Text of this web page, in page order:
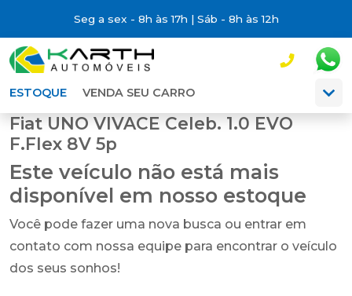
Seg a sex - 8h às 17h | Sáb - 8h às 12h
ESTOQUE VENDA SEU CARRO
Fiat UNO VIVACE Celeb. 1.0 EVO
F.Flex 8V 5p
Este veículo não está mais
disponível em nosso estoque
Você pode fazer uma nova busca ou entrar em
contato com nossa equipe para encontrar o veículo
dos seus sonhos!